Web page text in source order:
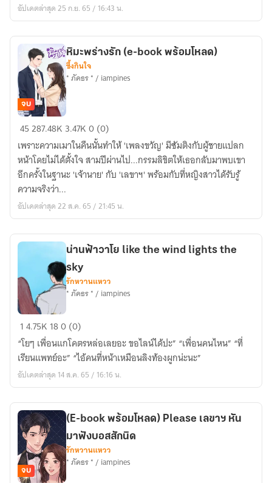
ประธาน
อัปเดตล่าสุด 25 ก.ย. 65 / 16:43 น.
หิมะ
รัก
(e-
book
พร้อม
โหลด)
จบ
หิมะพร่างรัก (e-book พร้อมโหลด)
ซึ้งกินใจ
* ภัคธร * / iampines
45287.48K 3.47K0 (0)
เพราะความเมาในคืนนั้นทำให้ 'เพลงขวัญ' มีซัมติงกับผู้ชายแปลก
หน้าโดยไม่ได้ตั้งใจ สามปีผ่านไป...กรรมลิขิตให้เธอกลับมาพบเขา
อีกครั้งในฐานะ 'เจ้านาย' กับ 'เลขาฯ' พร้อมกับที่หญิงสาวได้รับรู้
ความจริงว่า...
อัปเดตล่าสุด 22 ส.ค. 65 / 21:45 น.
น่าน
ฟ้า
วาโย
like
the
lights
the
sky
น่านฟ้าวาโย like the wind lights the
sky
รักหวานแหวว
* ภัคธร * / iampines
14.75K 180 (0)
“โยๆ เพื่อนแกโคตรหล่อเลยอะ ขอไลน์ได้ปะ” “เพื่อนคนไหน” “ที่
เรียนแพทย์อะ” “ไอ้คนที่หน้าเหมือนลิงท้องผูกน่ะนะ”
อัปเดตล่าสุด 14 ส.ค. 65 / 16:16 น.
จบ
(E-book พร้อมโหลด) Please เลขาฯ หัน
มาฟังบอสสักนิด
รักหวานแหวว
* ภัคธร * / iampines